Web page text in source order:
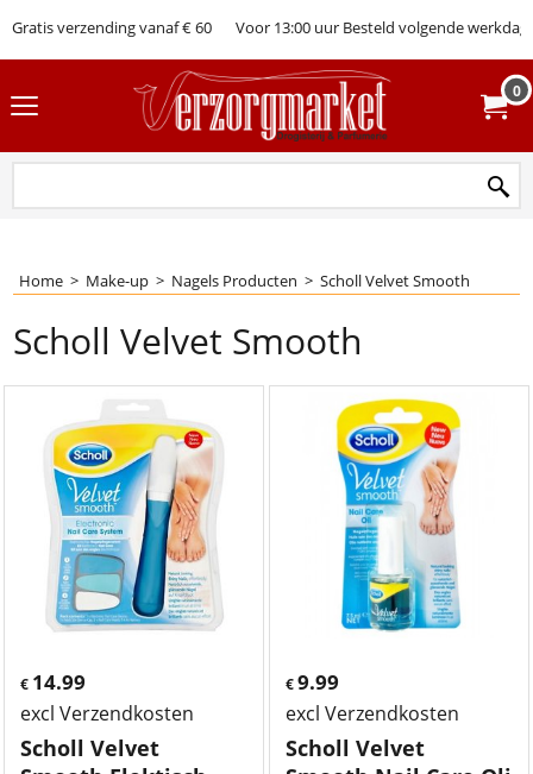
Gratis verzending vanaf € 60 Voor 13:00 uur Besteld volgende werkdag
0
Home > Make-up > Nagels Producten > Scholl Velvet Smooth
Scholl Velvet Smooth
€ 14.99
excl Verzendkosten
Scholl Velvet
€9.99
excl Verzendkosten
Scholl Velvet